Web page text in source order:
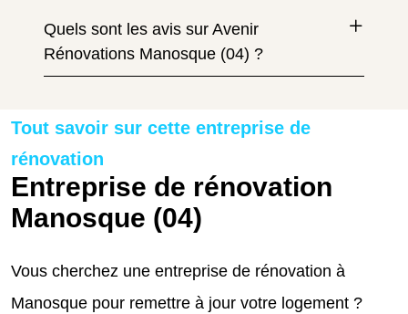
Quels sont les avis sur Avenir
Rénovations Manosque (04) ?
Tout savoir sur cette entreprise de
rénovation
Entreprise de rénovation
Manosque (04)
Vous cherchez une entreprise de rénovation à
Manosque pour remettre à jour votre logement ?